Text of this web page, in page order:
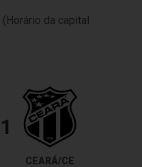
da capital
1
CEARÁ/CE